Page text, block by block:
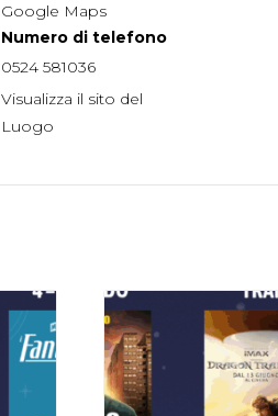
Google Maps
Numero di telefono
0524 581036
Visualizza il sito del
Luogo